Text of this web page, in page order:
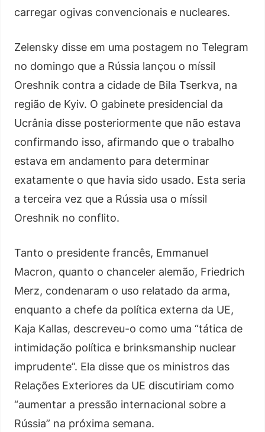
carregar ogivas convencionais e nucleares.
Zelensky disse em uma postagem no Telegram
no domingo que a Rússia lançou o míssil
Oreshnik contra a cidade de Bila Tserkva, na
região de Kyiv. O gabinete presidencial da
Ucrânia disse posteriormente que não estava
confirmando isso, afirmando que o trabalho
estava em andamento para determinar
exatamente o que havia sido usado. Esta seria
a terceira vez que a Rússia usa o míssil
Oreshnik no conflito.
Tanto o presidente francês, Emmanuel
Macron, quanto o chanceler alemão, Friedrich
Merz, condenaram o uso relatado da arma,
enquanto a chefe da política externa da UE,
Kaja Kallas, descreveu-o como uma “tática de
intimidação política e brinksmanship nuclear
imprudente”. Ela disse que os ministros das
Relações Exteriores da UE discutiriam como
“aumentar a pressão internacional sobre a
Rússia” na próxima semana.